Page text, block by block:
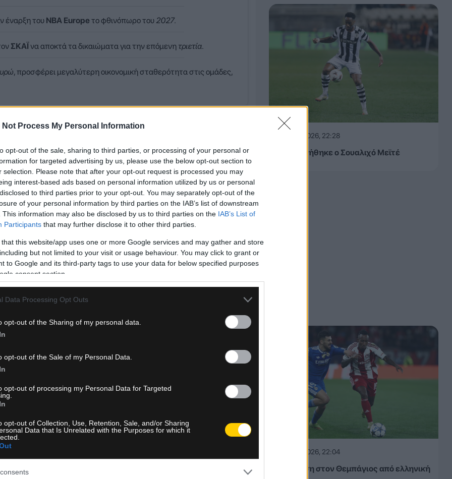
Not Process My Personal Information
opt-out of the sale, sharing to third parties, or processing of your personal or
for targeted advertising by us, please use the below opt-out section to
selection. Please note that after your opt-out request is processed you may
interest-based ads based on personal information utilized by us or personal
to third parties prior to your opt-out. You may separately opt-out of the
of your personal information by third parties on the IAB’s list of downstream
This information may also be disclosed by us to third parties on the IAB’s List of
Participants that may further disclose it to other third parties.
that this website/app uses one or more Google services and may gather and store
but not limited to your visit or usage behaviour. You may click to grant or
to Google and its third-party tags to use your data for below specified purposes
consent section.
Data Processing Opt Outs
opt-out of the Sharing of my personal data.
opt-out of the Sale of my Personal Data.
opt-out of processing my Personal Data for Targeted
opt-out of Collection, Use, Retention, Sale, and/or Sharing
Data that Is Unrelated with the Purposes for which it
έναρξη του NBA Europeτο φθινόπωρο του 2027.
ΣΚΑΪνα αποκτά τα δικαιώματα για την επόμενη τριετία.
, προσφέρει μεγαλύτερη οικονομική σταθερότητα στις ομάδες,
με την ΑΕΚ να ετοιμάζεται για ακόμη μία ευρωπαϊκή
μπάσκετ εισέρχεται σε μια νέα εποχή τόσο σε αγωνιστικό
Champions League της σεζόν 2026-27, με την «Ένωση» να
Ελλάδας στη φάση των ομίλων. Μαζί της θα συμμετάσχει και το
διεκδικήσουν την παρουσία τους στη διοργάνωση μέσω της
ολόκληρη την Ευρώπη, προμηνύοντας μια ιδιαίτερα
μεγαλύτερη σημασία, καθώς θα αποτελέσει την τελευταία
Champions League θα εξασφαλίσει απευθείας θέση στη νέα
το φθινόπωρο του 2027. Παράλληλα, υπάρχουν σοβαρές
συμμετάσχουν σε προκριματικό τουρνουά, διεκδικώντας επίσης
ελληνικό πρωτάθλημα. Η Stoiximan GBL αλλάζει τηλεοπτική
τη συμφωνία με τον ΣΚΑΪ, ο οποίος απέκτησε τα τηλεοπτικά
07.08.2026, 22:28
Χειρουργήθηκε ο Σουαλιχό Μεϊτέ
07.08.2026, 22:04
«Πρόταση στον Θεμπάγιος από ελληνική